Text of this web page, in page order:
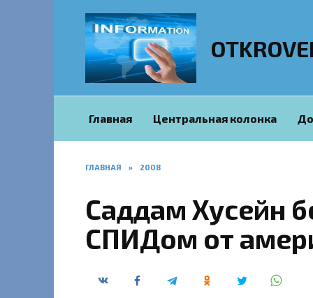
Главная Центральная колонка
ГЛАВНАЯ » 2008
Саддам Хусейн
СПИДом от